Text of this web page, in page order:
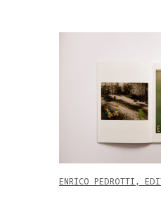
ENRICO PEDROTTI,